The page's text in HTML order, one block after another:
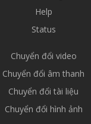
Help
Status
Chuyển đổi video
Chuyển đổi âm thanh
Chuyển đổi tài liệu
Chuyển đổi hình ảnh